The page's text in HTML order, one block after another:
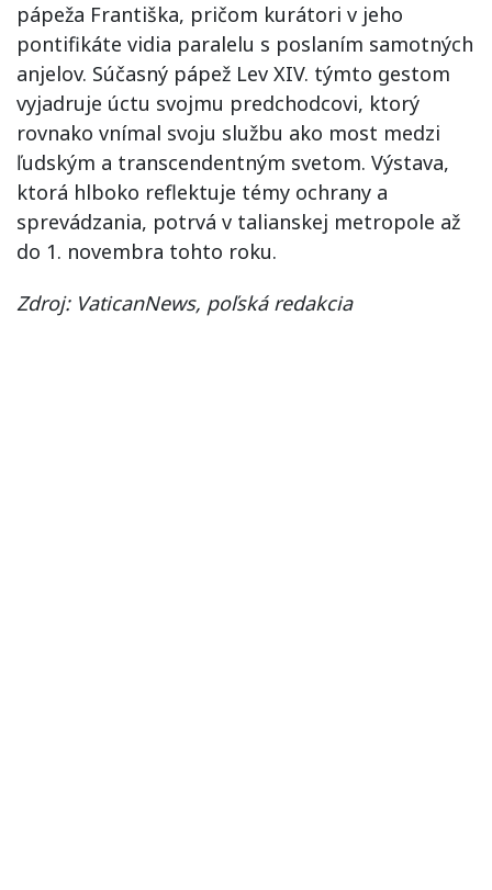
pápeža Františka, pričom kurátori v jeho
pontifikáte vidia paralelu s poslaním samotných
anjelov. Súčasný pápež Lev XIV. týmto gestom
vyjadruje úctu svojmu predchodcovi, ktorý
rovnako vnímal svoju službu ako most medzi
ľudským a transcendentným svetom. Výstava,
ktorá hlboko reflektuje témy ochrany a
sprevádzania, potrvá v talianskej metropole až
do 1. novembra tohto roku.
Zdroj: VaticanNews, poľská redakcia